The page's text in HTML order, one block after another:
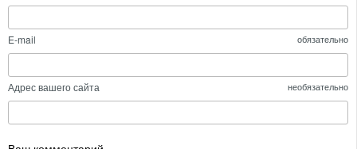
E-mail обязательно
Адрес вашего сайта необязательно